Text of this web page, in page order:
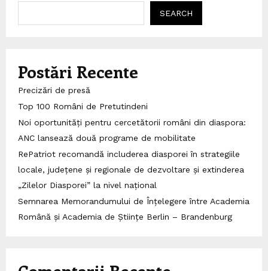
SEARCH
Postări Recente
Precizări de presă
Top 100 Români de Pretutindeni
Noi oportunități pentru cercetătorii români din diaspora:
ANC lansează două programe de mobilitate
RePatriot recomandă includerea diasporei în strategiile
locale, județene și regionale de dezvoltare și extinderea
„Zilelor Diasporei” la nivel național
Semnarea Memorandumului de Înțelegere între Academia
Română și Academia de Științe Berlin – Brandenburg